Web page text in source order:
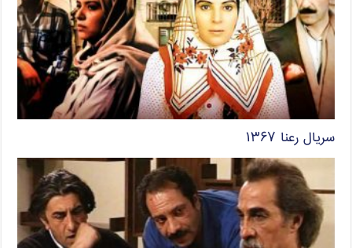
سریال رعنا ۱۳۶۷